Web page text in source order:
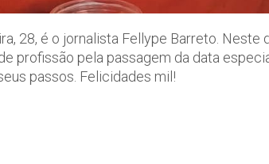
28, é o jornalista Fellype Barreto. Neste
profissão pela passagem da data
passos. Felicidades mil!